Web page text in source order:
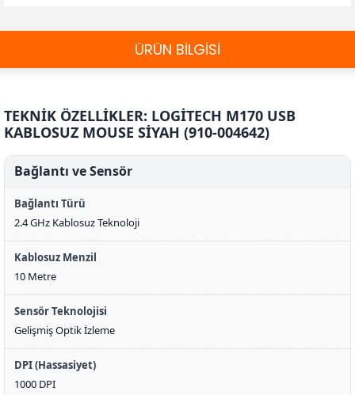
ÜRÜN BİLGİSİ
TEKNİK ÖZELLİKLER: LOGİTECH M170 USB
KABLOSUZ MOUSE SİYAH (910-004642)
Bağlantı ve Sensör
Bağlantı Türü
2.4 GHz Kablosuz Teknoloji
Kablosuz Menzil
10 Metre
Sensör Teknolojisi
Gelişmiş Optik İzleme
DPI (Hassasiyet)
1000 DPI